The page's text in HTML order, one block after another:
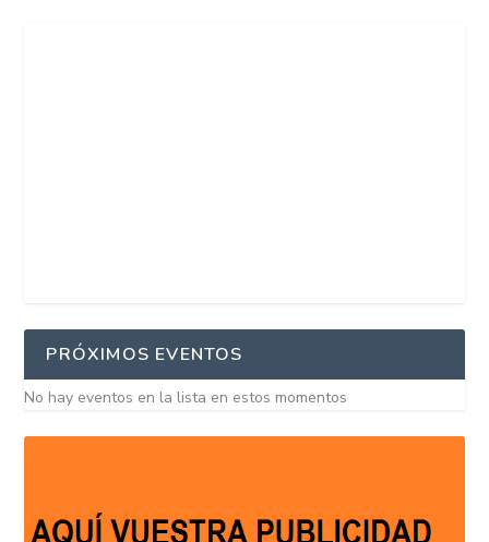
PRÓXIMOS EVENTOS
No hay eventos en la lista en estos momentos